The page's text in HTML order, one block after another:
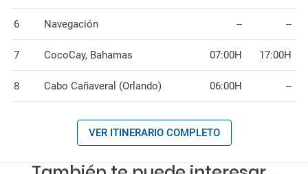
6 Navegación -- --
7 CocoCay, Bahamas 07:00H 17:00H
8 Cabo Cañaveral (Orlando) 06:00H --
VER ITINERARIO COMPLETO